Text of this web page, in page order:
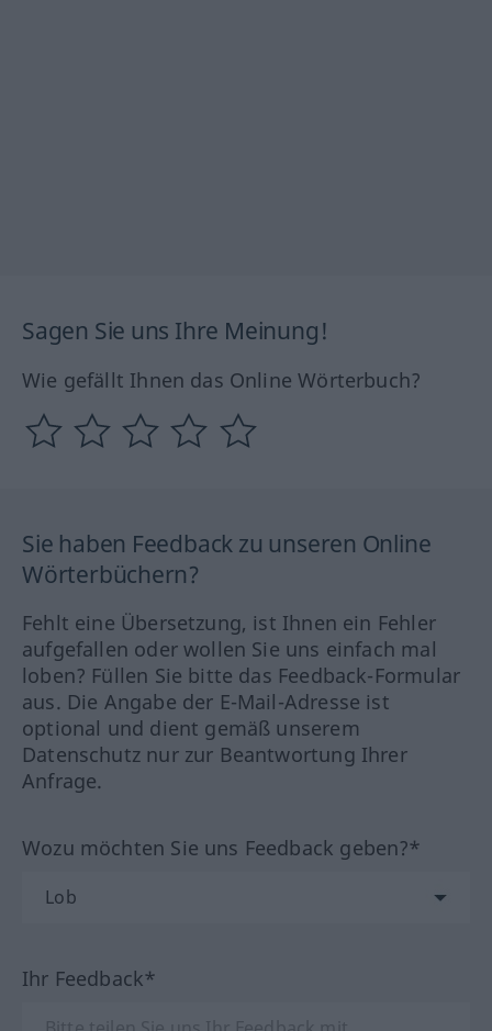
Sagen Sie uns Ihre Meinung!
Wie gefällt Ihnen das Online Wörterbuch?
Sie haben Feedback zu unseren Online
Wörterbüchern?
Fehlt eine Übersetzung, ist Ihnen ein Fehler
aufgefallen oder wollen Sie uns einfach mal
loben? Füllen Sie bitte das Feedback-Formular
aus. Die Angabe der E-Mail-Adresse ist
optional und dient gemäß unserem
Datenschutz nur zur Beantwortung Ihrer
Anfrage.
Wozu möchten Sie uns Feedback geben?*
Ihr Feedback*